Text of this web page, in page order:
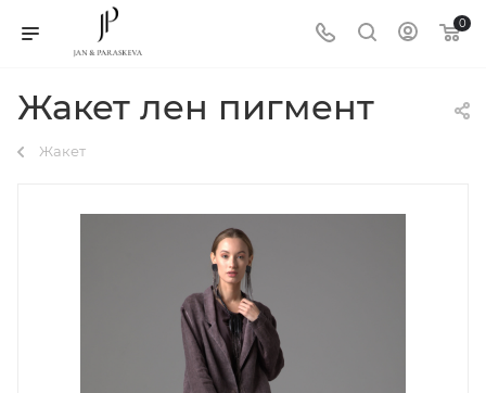
0
Жакет лен пигмент
Жакет